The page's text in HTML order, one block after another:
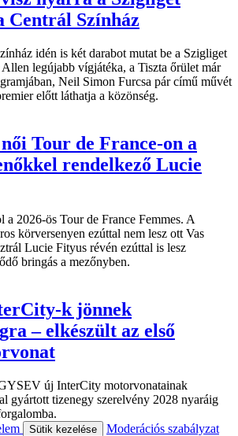
Centrál Színház
idén is két darabot mutat be a Szigliget
legújabb vígjátéka, a Tiszta őrület már
Neil Simon Furcsa pár című művét
előtt láthatja a közönség.
Tour de France-on a
rendelkező Lucie
a 2026-ös Tour de France Femmes. A
körversenyen ezúttal nem lesz ott Vas
Lucie Fityus révén ezúttal is lesz
bringás a mezőnyben.
k jönnek
– elkészült az első
új InterCity motorvonatainak
gyártott tizenegy szerelvény 2028 nyaráig
Sütik kezelése
Moderációs szabályzat